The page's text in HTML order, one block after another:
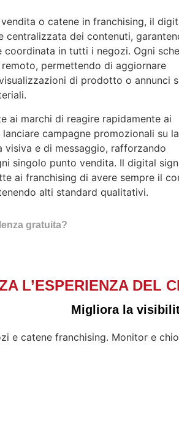
o catene in franchising, il
centralizzata dei contenuti,
coordinata in tutti i negozi. Ogni
permettendo di aggiornare
di prodotto o annunci
ai marchi di reagire rapidamente ai
campagne promozionali su
visiva e di messaggio, rafforzando
singolo punto vendita. Il digital
ai franchising di avere sempre il
alti standard qualitativi.
gratuita?
L’ESPERIENZA DEL
Migliora la